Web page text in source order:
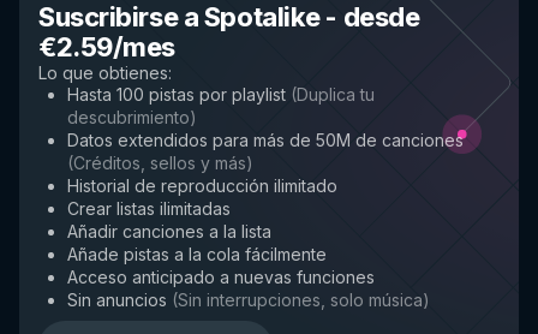
Suscribirse a Spotalike- desde
€2.59/mes
Lo que obtienes:
Hasta 100 pistas por playlist (Duplica tu
descubrimiento)
Datos extendidos para más de 50M de canciones
(Créditos, sellos y más)
Historial de reproducción ilimitado
Crear listas ilimitadas
Añadir canciones a la lista
Añade pistas a la cola fácilmente
Acceso anticipado a nuevas funciones
Sin anuncios (Sin interrupciones, solo música)